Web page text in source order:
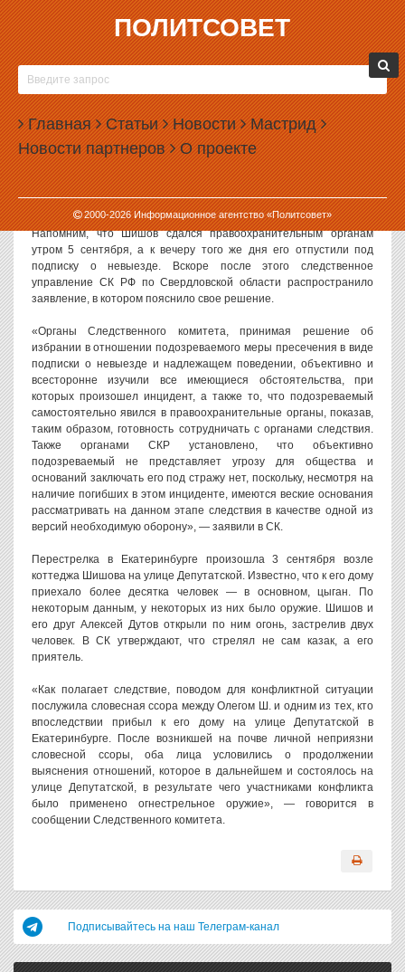
ПОЛИТСОВЕТ
Главная Статьи Новости Мастрид
Новости партнеров О проекте
2000-2026Информационное агентство «Политсовет»
06.09.2016, 09:32
СК ОБЪЯСНИЛ ОСВОБОЖДЕНИЕ КАЗАКА,
ОБСТРЕЛЯВШЕГО ЦЫГАН В ЕКАТЕРИНБУРГЕ
Следственный комитет объяснил свое решение отпустить на
свободу казака Олега Шишова, который в минувшие выходные
открыл стрельбу по толпе цыган, собравшихся возле его дома.
Как утверждают следователи, казак не представляет угрозы
обществу.
Напомним, что Шишов сдался правоохранительным органам
утром 5 сентября, а к вечеру того же дня его отпустили под
подписку о невыезде. Вскоре после этого следственное
управление СК РФ по Свердловской области распространило
заявление, в котором пояснило свое решение.
«Органы Следственного комитета, принимая решение об
избрании в отношении подозреваемого меры пресечения в виде
подписки о невыезде и надлежащем поведении, объективно и
всесторонне изучили все имеющиеся обстоятельства, при
которых произошел инцидент, а также то, что подозреваемый
самостоятельно явился в правоохранительные органы, показав,
таким образом, готовность сотрудничать с органами следствия.
Также органами СКР установлено, что объективно
подозреваемый не представляет угрозу для общества и
оснований заключать его под стражу нет, поскольку, несмотря на
наличие погибших в этом инциденте, имеются веские основания
рассматривать на данном этапе следствия в качестве одной из
версий необходимую оборону», — заявили в СК.
Перестрелка в Екатеринбурге произошла 3 сентября возле
коттеджа Шишова на улице Депутатской. Известно, что к его дому
приехало более десятка человек — в основном, цыган. По
некоторым данным, у некоторых из них было оружие. Шишов и
его друг Алексей Дутов открыли по ним огонь, застрелив двух
человек. В СК утверждают, что стрелял не сам казак, а его
приятель.
«Как полагает следствие, поводом для конфликтной ситуации
послужила словесная ссора между Олегом Ш. и одним из тех, кто
впоследствии прибыл к его дому на улице Депутатской в
Екатеринбурге. После возникшей на почве личной неприязни
словесной ссоры, оба лица условились о продолжении
выяснения отношений, которое в дальнейшем и состоялось на
улице Депутатской, в результате чего участниками конфликта
было применено огнестрельное оружие», — говорится в
сообщении Следственного комитета.
Подписывайтесь на наш Телеграм-канал